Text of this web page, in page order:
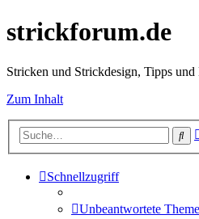
strickforum.de
Stricken und Strickdesign, Tipps
Zum Inhalt
Schnellzugriff
Unbeantwortete